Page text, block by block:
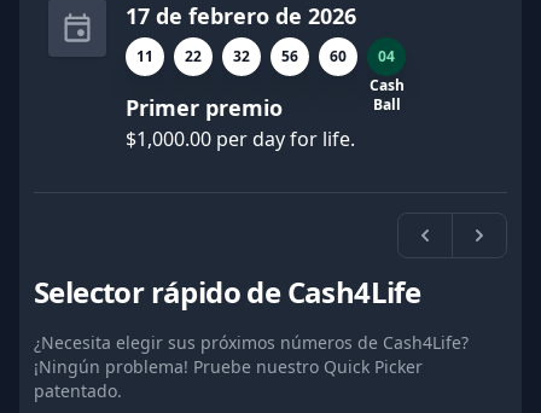
17 de febrero de 2026
11 22 32 56
60
Cash
Ball
04
Primer premio
$1,000.00 per day for life.
Previa
Selector rápido de Cash4Life
¿Necesita elegir sus próximos números de Cash4Life?
¡Ningún problema! Pruebe nuestro Quick Picker
patentado.